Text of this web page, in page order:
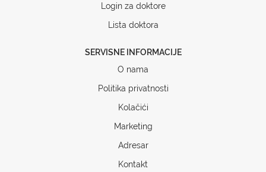
Login za doktore
Lista doktora
SERVISNE INFORMACIJE
O nama
Politika privatnosti
Kolačići
Marketing
Adresar
Kontakt